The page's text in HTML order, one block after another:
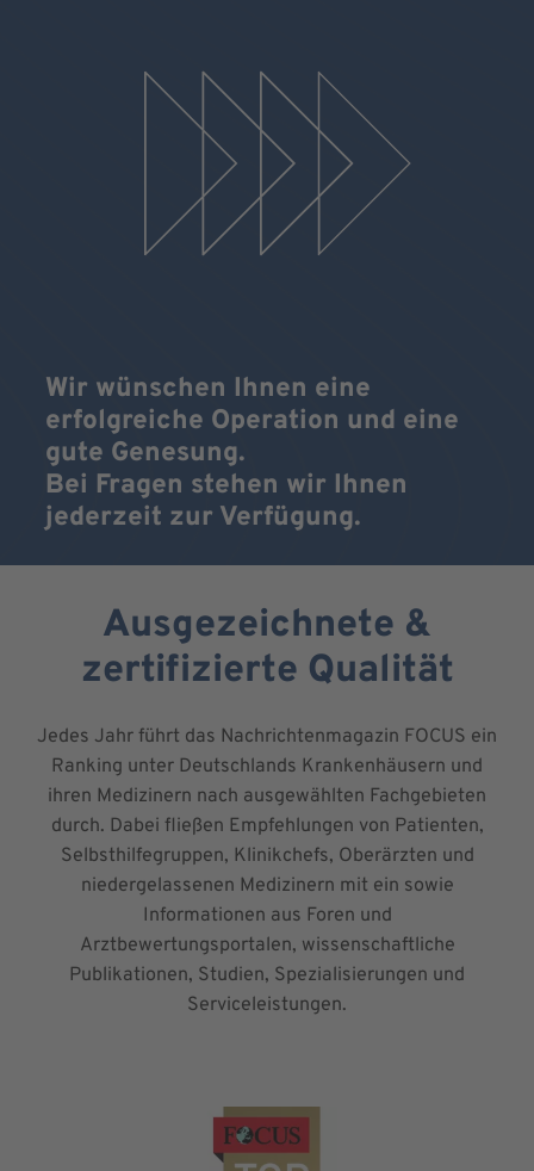
Wir wünschen Ihnen eine
erfolgreiche Operation und eine
gute Genesung.
Bei Fragen stehen wir Ihnen
jederzeit zur Verfügung.
Ausgezeichnete &
zertifizierte Qualität
Jedes Jahr führt das Nachrichtenmagazin FOCUS ein
Ranking unter Deutschlands Krankenhäusern und
ihren Medizinern nach ausgewählten Fachgebieten
durch. Dabei fließen Empfehlungen von Patienten,
Selbsthilfegruppen, Klinikchefs, Oberärzten und
niedergelassenen Medizinern mit ein sowie
Informationen aus Foren und
Arztbewertungsportalen, wissenschaftliche
Publikationen, Studien, Spezialisierungen und
Serviceleistungen.